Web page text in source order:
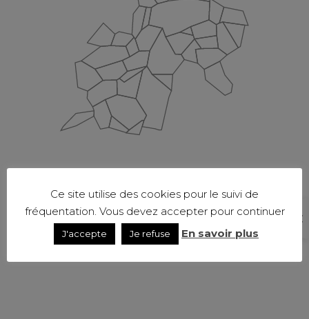
Ce site utilise des cookies pour le suivi de
fréquentation. Vous devez accepter pour continuer
J'accepte Je refuse En savoir plus